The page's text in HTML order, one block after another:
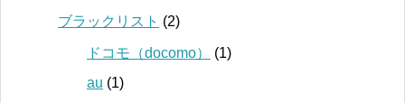
ブラックリスト (2)
ドコモ（docomo）
(1)
au (1)